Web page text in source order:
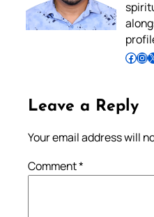
Follow Pradeep on Facebook Follow Pradeep on InstagramFollow Pradeep on X
Leave a Reply
Your email address will
Comment*